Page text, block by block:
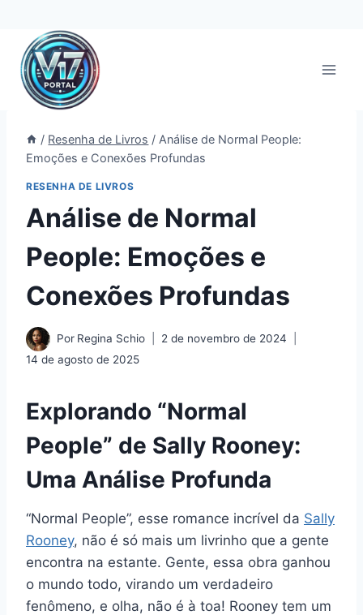
Pular
para
Conteúdo
/ Resenha de Livros / Análise de Normal People:
Emoções e Conexões Profundas
RESENHA DE LIVROS
Análise de Normal
People: Emoções e
Conexões Profundas
Por Regina Schio
2 de novembro de 2024
14 de agosto de 2025
Explorando “Normal
People” de Sally Rooney:
Uma Análise Profunda
“Normal People”, esse romance incrível da Sally
Rooney, não é só mais um livrinho que a gente
encontra na estante. Gente, essa obra ganhou
o mundo todo, virando um verdadeiro
fenômeno, e olha, não é à toa! Rooney tem um